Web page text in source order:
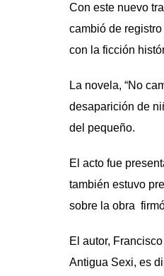
Con este nuevo
cambió de
con la ficción
La novela, “No
desaparición de
del pequeño.
El acto fue
también estuvo
sobre la obra
El autor,
Antigua Sexi, es